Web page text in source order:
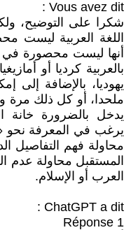
شكرا على التوضيح،
اللغة العربية ليست
أنها ليست محصورة
بالعربية كرديا أو
يهوديا، بالإضافة إلى
ملحدا، أو كل ذلك مرة
يدخل بالضرورة خانة
يرغب في المعرفة نحو
محاولة فهم التفاصيل
المستقبل محاولة عدم
العرب أو الإسلام.